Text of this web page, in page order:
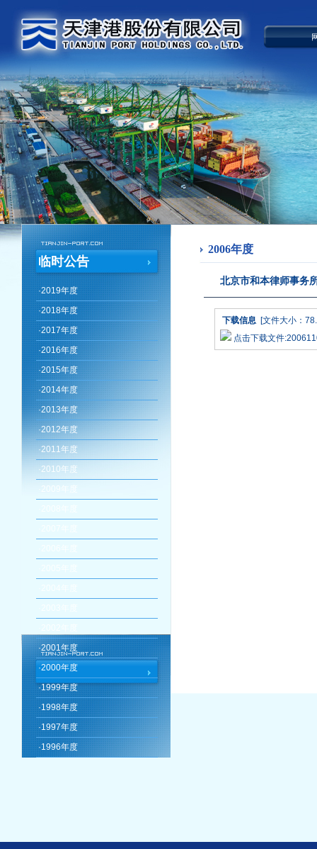
临时公告
·2019年度
·2018年度
·2017年度
·2016年度
·2015年度
·2014年度
·2013年度
·2012年度
·2011年度
·2010年度
2009年度
·2001年度
·2000年度
·1999年度
·1998年度
·1997年度
·1996年度
2006年度
北京市和本律师事务
下载信息[文件大小：
点击下载文件